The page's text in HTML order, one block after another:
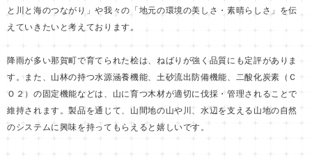
と川と海のつながり」や我々の「地元の環境の美しさ・素晴らしさ」を伝
えていきたいと考えております。
降雨が多い那賀町で育てられた桧は、ねばりが強く品質にも定評がありま
す。また、山林の持つ水源涵養機能、土砂流出防備機能、二酸化炭素（Ｃ
Ｏ２）の固定機能などは、山に育つ木材が適切に伐採・管理されることで
維持されます。製品を通じて、山間地の山や川、水辺を支える山地の自然
のシステムに興味を持ってもらえると嬉しいです。